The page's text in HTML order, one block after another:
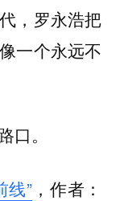
，罗永浩把
一个永远不
。
线”，作者：